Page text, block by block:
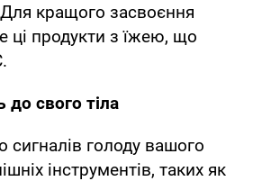
Для кращого засвоєння
ці продукти з їжею, що
до свого тіла
сигналів голоду вашого
інструментів, таких як